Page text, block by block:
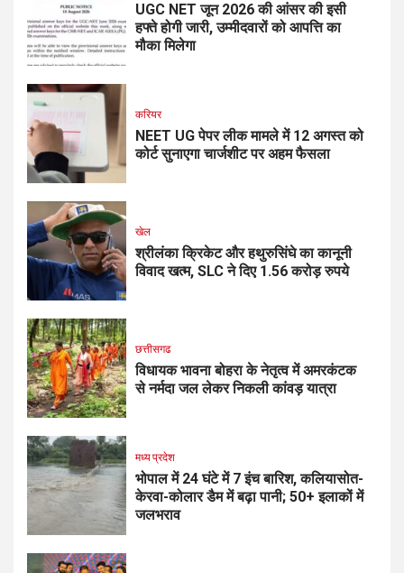
UGC NET जून 2026 की आंसर की इसी
हफ्ते होगी जारी, उम्मीदवारों को आपत्ति का
मौका मिलेगा
करियर
NEET UG पेपर लीक मामले में 12 अगस्त को
कोर्ट सुनाएगा चार्जशीट पर अहम फैसला
खेल
श्रीलंका क्रिकेट और हथुरुसिंघे का कानूनी
विवाद खत्म, SLC ने दिए 1.56 करोड़ रुपये
छत्तीसगढ
विधायक भावना बोहरा के नेतृत्व में अमरकंटक
से नर्मदा जल लेकर निकली कांवड़ यात्रा
मध्य प्रदेश
भोपाल में 24 घंटे में 7 इंच बारिश, कलियासोत-
केरवा-कोलार डैम में बढ़ा पानी; 50+ इलाकों में
जलभराव